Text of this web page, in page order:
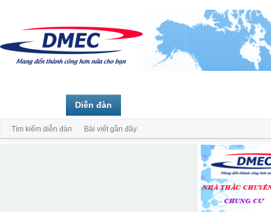
Diễn đàn
Tìm kiếm diễn đàn Bài viết gần đây